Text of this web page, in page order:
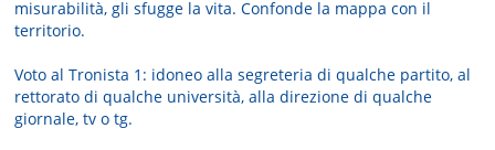
misurabilità, gli sfugge la vita. Confonde la mappa con il
territorio.
Voto al Tronista 1: idoneo alla segreteria di qualche partito, al
rettorato di qualche università, alla direzione di qualche
giornale, tv o tg.